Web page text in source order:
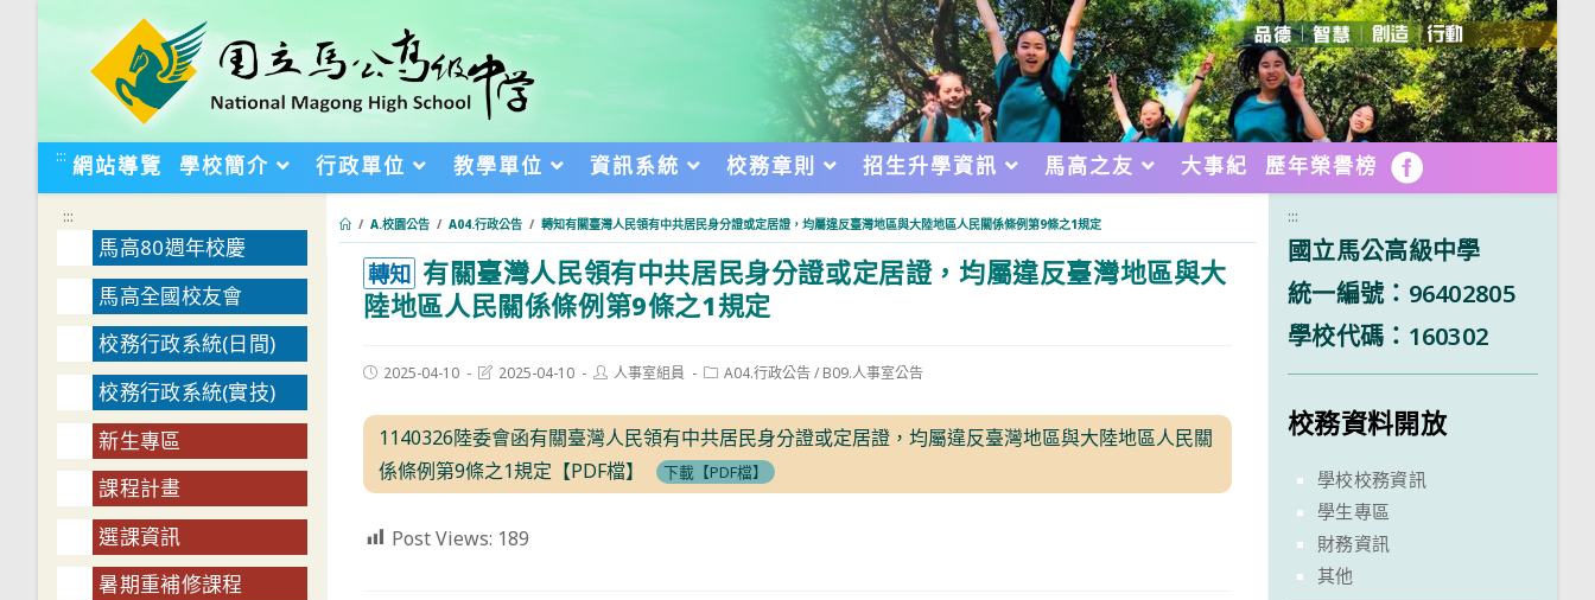
::: 網站導覽 學校簡介 行政單位 教學單位 資訊系統 校務章則 招生升學資訊 馬高之友 大事紀 歷年榮譽榜 FB
/ A.校園公告 / A04.行政公告 / 轉知有關臺灣人民領有中共居民身分證或定居證，均屬違反臺灣地區與大陸地區人民關係條例第9條之1規定
轉知 有關臺灣人民領有中共居民身分證或定居證，均屬違反臺灣地區與大
陸地區人民關係條例第9條之1規定
Post2025-04-10
Post2025-04-10
Post人事室組員
PostA04.行政公告/ B09.人事室公告
1140326陸委會函有關臺灣人民領有中共居民身分證或定居證，均屬違反臺灣地區與大陸地區人民關
係條例第9條之1規定【PDF檔】
下載【PDF檔】
Post Views: 189
:::
馬高80週年校慶
馬高全國校友會
校務行政系統(日間)
校務行政系統(實技)
新生專區
課程計畫
選課資訊
暑期重補修課程
:::
國立馬公高級中學
統一編號：96402805
學校代碼：160302
校務資料開放
學校校務資訊
學生專區
財務資訊
其他